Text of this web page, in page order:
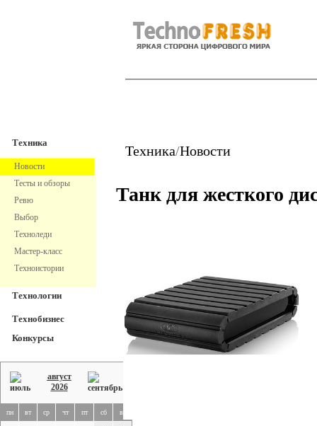
Техника
Новости
Тесты и обзоры
Ревю
Выбор
Техноледи
Мастер-класс
Техноистории
Технологии
Технобизнес
Конкурсы
август
2026
пн вт ср чт пт сб вс
Техника/Новости
Танк для жесткого